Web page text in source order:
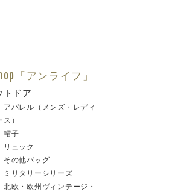
「アンライフ」
トドア
アパレル（メンズ・レディ
ス）
帽子
リュック
その他バッグ
ミリタリーシリーズ
北欧・欧州ヴィンテージ・